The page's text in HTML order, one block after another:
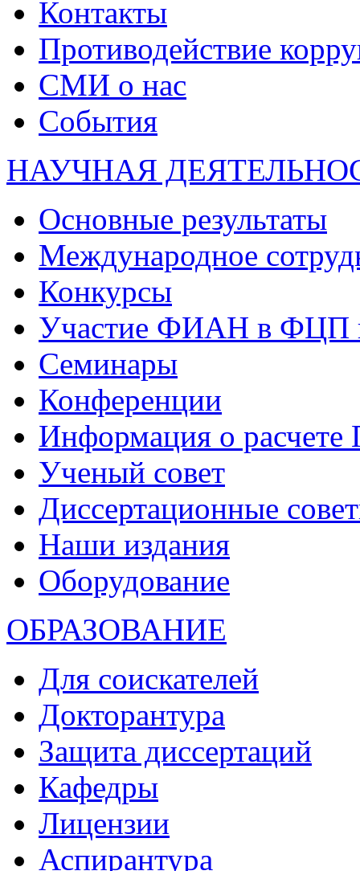
Контакты
Противодействие
СМИ о нас
События
НАУЧНАЯ
Основные результаты
Международное
Конкурсы
Участие ФИАН в ФЦП
Семинары
Конференции
Информация о
Ученый совет
Диссертационные
Наши издания
Оборудование
ОБРАЗОВАНИЕ
Для соискателей
Докторантура
Защита диссертаций
Кафедры
Лицензии
Аспирантура